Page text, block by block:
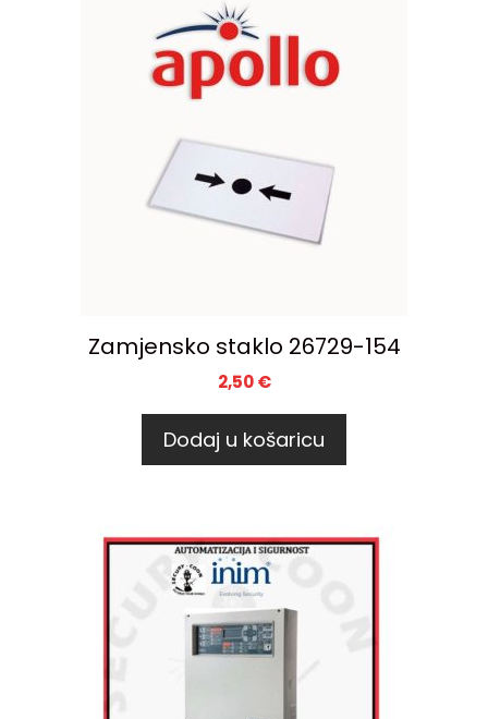
Zamjensko staklo 26729-154
2,50€
Dodaj u košaricu